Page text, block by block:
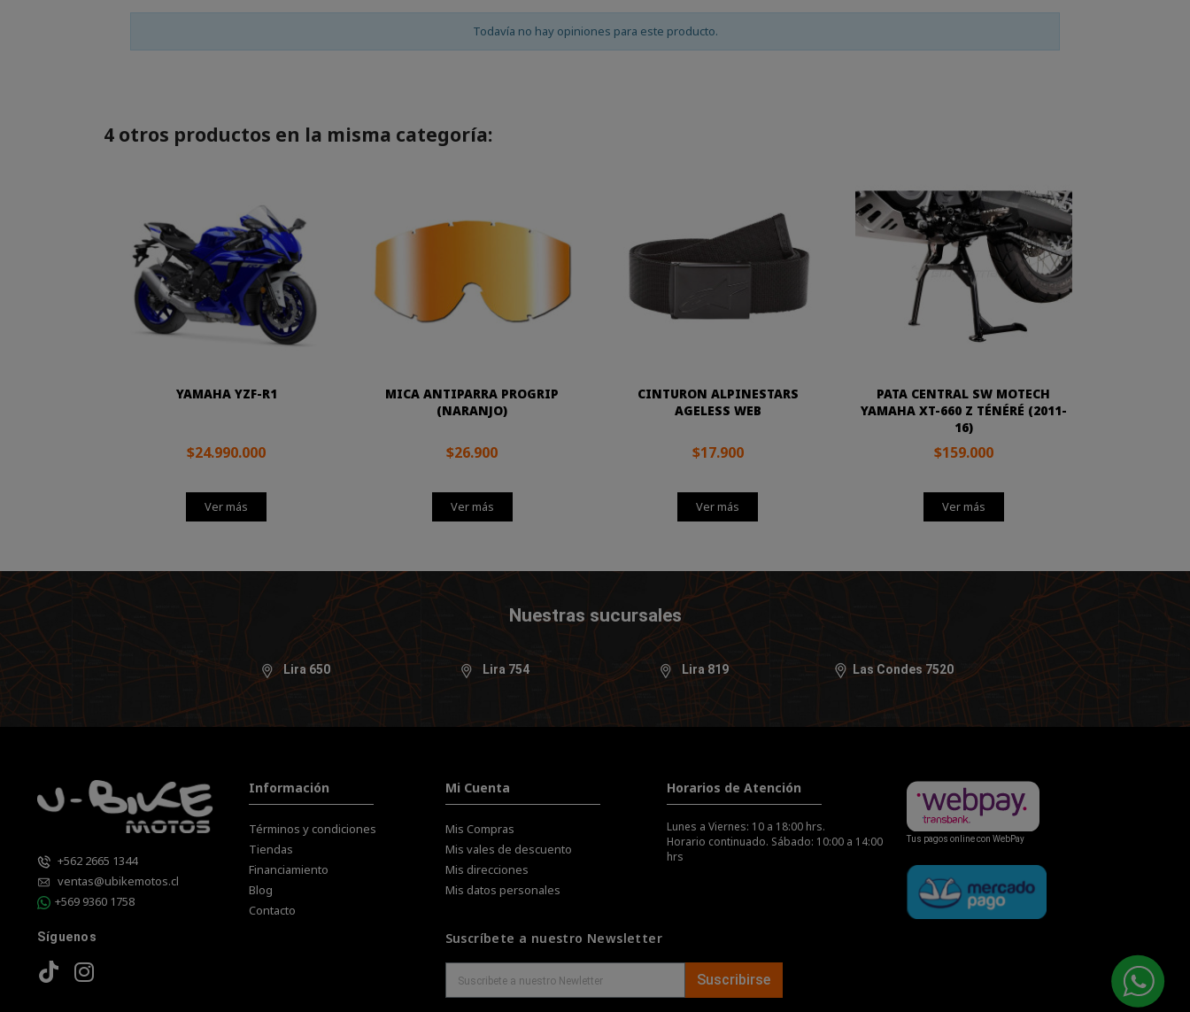
Todavía no hay opiniones para este producto.
4 otros productos en la misma categoría:
YAMAHA YZF-R1
$24.990.000
Ver más
MICA ANTIPARRA PROGRIP
(NARANJO)
$26.900
Ver más
CINTURON ALPINESTARS
AGELESS WEB
$17.900
Ver más
PATA CENTRAL SW MOTECH
YAMAHA XT-660 Z TÉNÉRÉ (2011-
16)
$159.000
Ver más
Nuestras sucursales
Lira 650 Lira 754 Lira 819 Las Condes 7520
+562 2665 1344
ventas@ubikemotos.cl
+569 9360 1758
Síguenos
Información
Términos y condiciones
Tiendas
Financiamiento
Blog
Contacto
Mi Cuenta
Mis Compras
Mis vales de descuento
Mis direcciones
Mis datos personales
Horarios de Atención
Lunes a Viernes: 10 a 18:00 hrs.
Horario continuado. Sábado: 10:00 a 14:00
hrs
Suscríbete a nuestro Newsletter
Suscribirse
Tus pagos online con WebPay